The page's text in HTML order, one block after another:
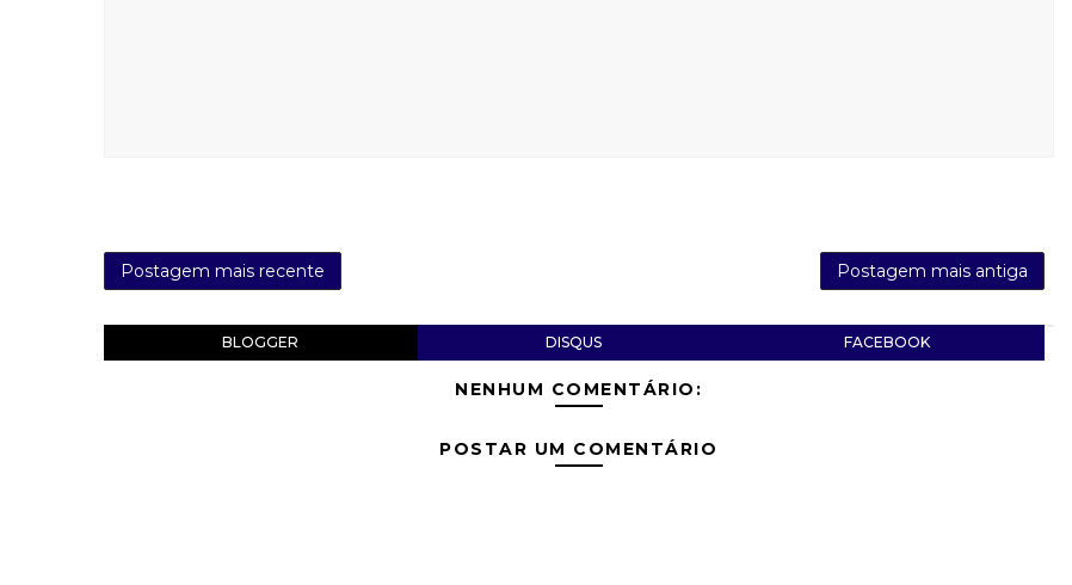
Postagem mais recente Postagem mais antiga
BLOGGER DISQUS FACEBOOK
NENHUM COMENTÁRIO:
POSTAR UM COMENTÁRIO